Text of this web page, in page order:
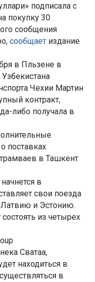
подписала с
покупку 30
сообщения
сообщает издание
в Пльзене в
Чехии Мартин
контракт,
либо получала в
поставках
в Ташкент
в
свои поезда
Латвию и Эстонию.
из четырех
Сватаа,
находиться в
в